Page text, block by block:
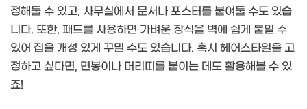
정해둘 수 있고, 사무실에서 문서나 포스터를 붙여둘 수도 있습
니다. 또한, 패드를 사용하면 가벼운 장식을 벽에 쉽게 붙일 수
있어 집을 개성 있게 꾸밀 수도 있습니다. 혹시 헤어스타일을 고
정하고 싶다면, 면봉이나 머리띠를 붙이는 데도 활용해볼 수 있
죠!